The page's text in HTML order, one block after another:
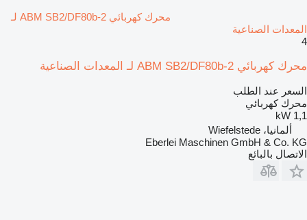
محرك كهربائي ABM SB2/DF80b-2 لـ
المعدات الصناعية
4
محرك كهربائي ABM SB2/DF80b-2 لـ المعدات الصناعية
السعر عند الطلب
محرك كهربائي
1,1 kW
ألمانيا، Wiefelstede
Eberlei Maschinen GmbH & Co. KG
الاتصال بالبائع